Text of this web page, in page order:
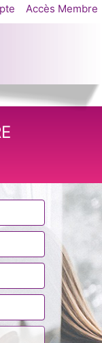
Accès Membre